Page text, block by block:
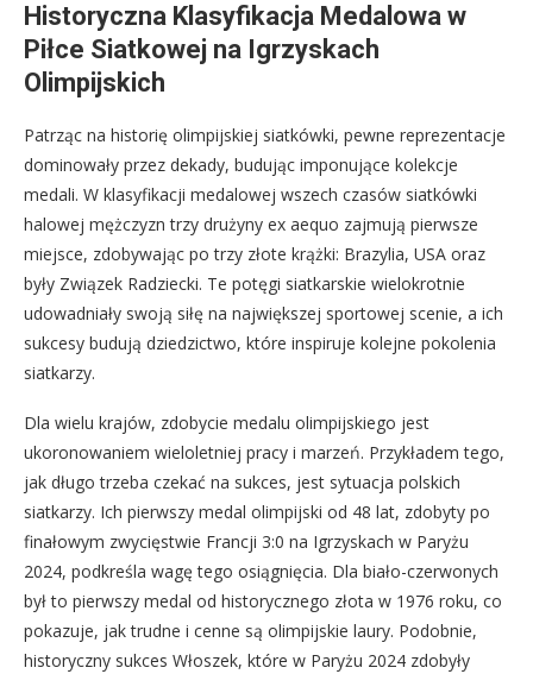
Historyczna Klasyfikacja Medalowa w
Piłce Siatkowej na Igrzyskach
Olimpijskich
Patrząc na historię olimpijskiej siatkówki, pewne reprezentacje
dominowały przez dekady, budując imponujące kolekcje
medali. W klasyfikacji medalowej wszech czasów siatkówki
halowej mężczyzn trzy drużyny ex aequo zajmują pierwsze
miejsce, zdobywając po trzy złote krążki: Brazylia, USA oraz
były Związek Radziecki. Te potęgi siatkarskie wielokrotnie
udowadniały swoją siłę na największej sportowej scenie, a ich
sukcesy budują dziedzictwo, które inspiruje kolejne pokolenia
siatkarzy.
Dla wielu krajów, zdobycie medalu olimpijskiego jest
ukoronowaniem wieloletniej pracy i marzeń. Przykładem tego,
jak długo trzeba czekać na sukces, jest sytuacja polskich
siatkarzy. Ich pierwszy medal olimpijski od 48 lat, zdobyty po
finałowym zwycięstwie Francji 3:0 na Igrzyskach w Paryżu
2024, podkreśla wagę tego osiągnięcia. Dla biało-czerwonych
był to pierwszy medal od historycznego złota w 1976 roku, co
pokazuje, jak trudne i cenne są olimpijskie laury. Podobnie,
historyczny sukces Włoszek, które w Paryżu 2024 zdobyły